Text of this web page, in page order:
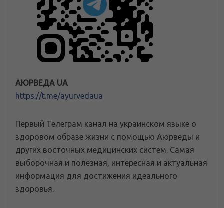
АЮРВЕДА UA
https://t.me/ayurvedaua
Первый Телеграм канал на украинском языке о
здоровом образе жизни с помощью Аюрведы и
других восточных медицинских систем. Самая
выборочная и полезная, интересная и актуальная
информация для достижения идеального
здоровья.